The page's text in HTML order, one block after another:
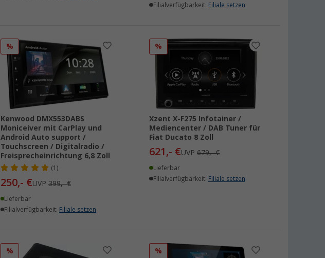
Filialverfügbarkeit: Filiale setzen
%
Kenwood DMX553DABS
Moniceiver mit CarPlay und
Android Auto support /
Touchscreen / Digitalradio /
Freisprecheinrichtung 6,8 Zoll
(1)
250,- €UVP399,- €
Lieferbar
Filialverfügbarkeit: Filiale setzen
%
Xzent X-F275 Infotainer /
Mediencenter / DAB Tuner für
Fiat Ducato 8 Zoll
621,- €UVP679,- €
Lieferbar
Filialverfügbarkeit: Filiale setzen
% %